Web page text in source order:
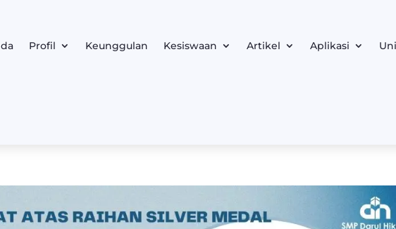
Profil Keunggulan Kesiswaan Artikel Aplikasi